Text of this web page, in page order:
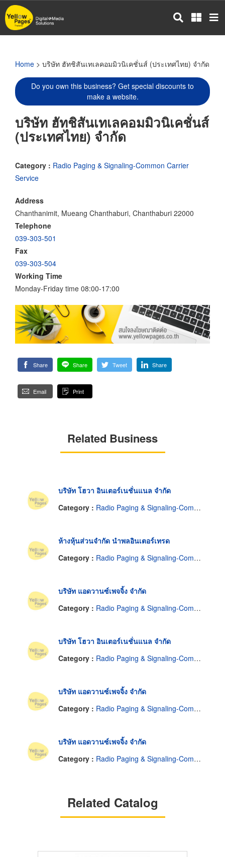
Skip
to
main
Home > บริษัท ฮัทชิสันเทเลคอมมิวนิเคชั่นส์ (ประเทศไทย) จำกัด
Do you own this business? Get special discounts to
make a website.
บริษัท ฮัทชิสันเทเลคอมมิวนิเคชั่นส์
(ประเทศไทย) จำกัด
Category : Radio Paging & Signaling-Common Carrier
Service
Address
Chanthanimit, Mueang Chanthaburi, Chanthaburi 22000
Telephone
039-303-501
Fax
039-303-504
Working Time
Monday-Friday time 08:00-17:00
Share Share Tweet Share
Email Print
Related Business
บริษัท โฮวา อินเตอร์เนชั่นแนล จำกัด
Category : Radio Paging & Signaling-Common Carrier Service
ห้างหุ้นส่วนจำกัด นำพลอินเตอร์เทรด
Category : Radio Paging & Signaling-Common Carrier Service
บริษัท แอดวานซ์เพจจิ้ง จำกัด
Category : Radio Paging & Signaling-Common Carrier Service
บริษัท โฮวา อินเตอร์เนชั่นแนล จำกัด
Category : Radio Paging & Signaling-Common Carrier Service
บริษัท แอดวานซ์เพจจิ้ง จำกัด
Category : Radio Paging & Signaling-Common Carrier Service
บริษัท แอดวานซ์เพจจิ้ง จำกัด
Category : Radio Paging & Signaling-Common Carrier Service
Related Catalog